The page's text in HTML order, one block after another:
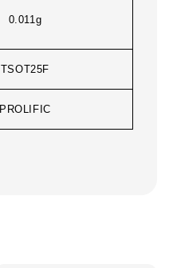
0.011g
TSOT25F
PROLIFIC